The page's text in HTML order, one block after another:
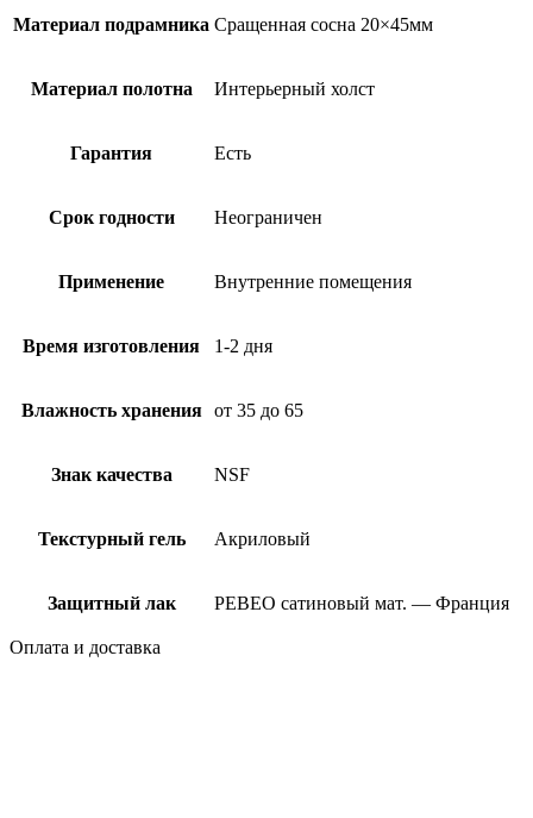
Материал подрамника Сращенная сосна 20×45мм
Материал полотна Интерьерный холст
Гарантия Есть
Срок годности Неограничен
Применение Внутренние помещения
Время изготовления 1-2 дня
Влажность хранения от 35 до 65
Знак качества NSF
Текстурный гель Акриловый
Защитный лак PEBEO сатиновый мат. — Франция
Оплата и доставка